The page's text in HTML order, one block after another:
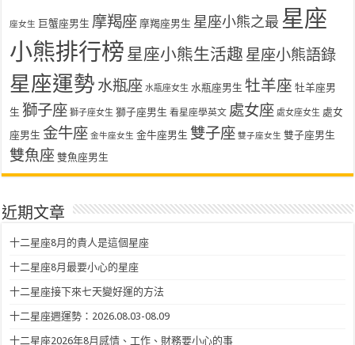
座女生 巨蟹座男生 摩羯座 摩羯座男生 星座小熊之最 星座
小熊排行榜 星座小熊生活趣 星座小熊語錄
星座運勢 水瓶座 水瓶座女生 水瓶座男生 牡羊座 牡羊座男
生 獅子座 獅子座女生 獅子座男生 看星座學英文 處女座 處女座女生 處女
座男生 金牛座 金牛座女生 金牛座男生 雙子座 雙子座女生 雙子座男生
雙魚座 雙魚座男生
近期文章
十二星座8月的貴人是這個星座
十二星座8月最要小心的星座
十二星座接下來七天變好運的方法
十二星座週運勢：2026.08.03-08.09
十二星座2026年8月感情、工作、財務要小心的事